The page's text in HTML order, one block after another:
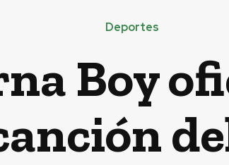
Deportes
Boy